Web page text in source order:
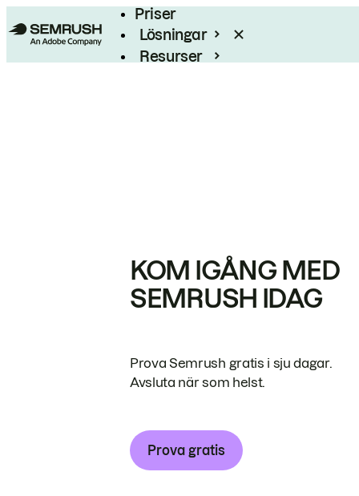
Priser
Lösningar
Resurser
KOM IGÅNG MED
SEMRUSH IDAG
Prova Semrush gratis i sju dagar.
Avsluta när som helst.
Prova gratis